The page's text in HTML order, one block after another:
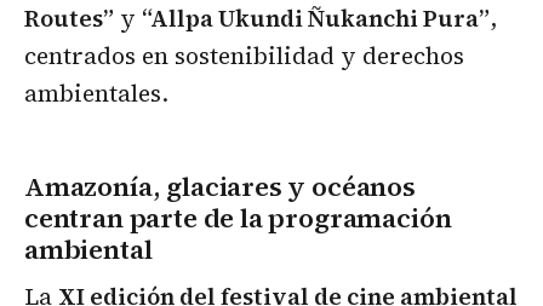
Routes” y “Allpa Ukundi Ñukanchi Pura”,
centrados en sostenibilidad y derechos
ambientales.
Amazonía, glaciares y océanos
centran parte de la programación
ambiental
La XI edición del festival de cine ambiental